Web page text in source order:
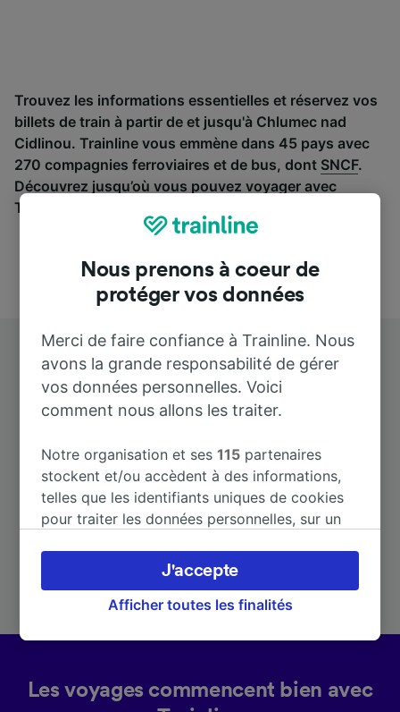
Trouvez les informations essentielles et réservez vos
billets de train à partir de et jusqu'à Chlumec nad
Cidlinou. Trainline vous emmène dans 45 pays avec
270 compagnies ferroviaires et de bus, dont SNCF.
Découvrez jusqu’où vous pouvez voyager avec
Trainline aujourd’hui.
Destinations populaires depuis
Chlumec nad Cidlinou
À Prague 1 h 11 m
Les voyages commencent bien avec
Nous prenons à coeur de
protéger vos données
Merci de faire confiance à Trainline. Nous
avons la grande responsabilité de gérer
vos données personnelles. Voici
comment nous allons les traiter.
Notre organisation et ses115 partenaires
stockent et/ou accèdent à des informations,
telles que les identifiants uniques de cookies
pour traiter les données personnelles, sur un
préférences, notamment en exerçant votre
droit d’opposition à l’intérêt légitime, en
cliquant ci-dessous ou à tout moment sur la
Vos données ne seront pas utilisées à des fins
Afficher toutes les finalités
J'accepte